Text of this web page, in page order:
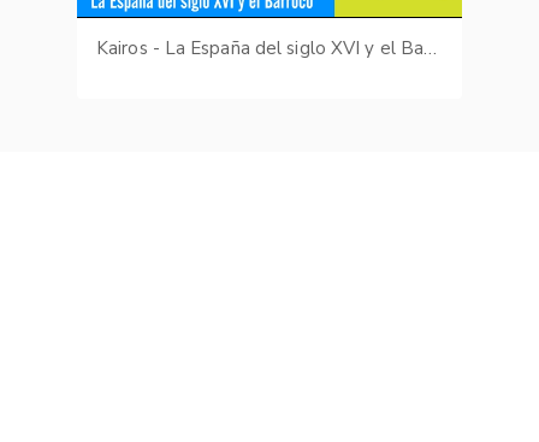
Kairos - La España del siglo XVI y el Barroco